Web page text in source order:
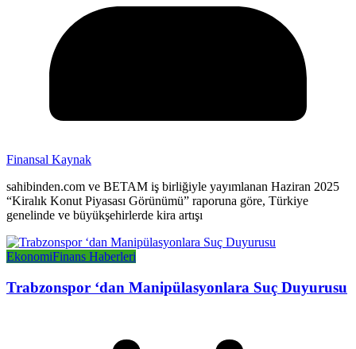
Finansal Kaynak
sahibinden.com ve BETAM iş birliğiyle yayımlanan Haziran 2025
“Kiralık Konut Piyasası Görünümü” raporuna göre, Türkiye
genelinde ve büyükşehirlerde kira artışı
EkonomiFinans Haberleri
Trabzonspor ‘dan Manipülasyonlara Suç Duyurusu